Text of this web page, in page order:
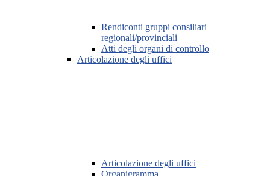
Rendiconti gruppi consiliari
regionali/provinciali
Atti degli organi di controllo
Articolazione degli uffici
Articolazione degli uffici